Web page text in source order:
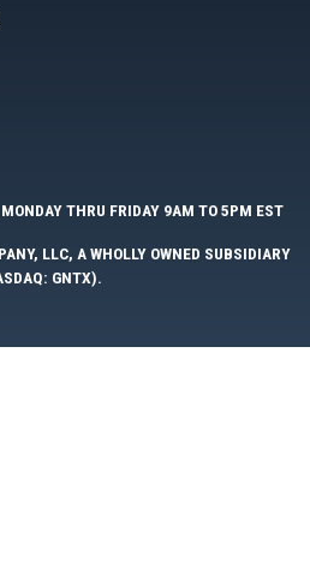
THRU FRIDAY 9AM TO 5PM EST
LLC, A WHOLLY OWNED SUBSIDIARY
GNTX).